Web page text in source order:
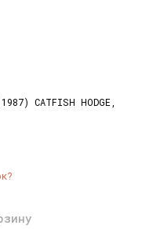
CATFISH HODGE,